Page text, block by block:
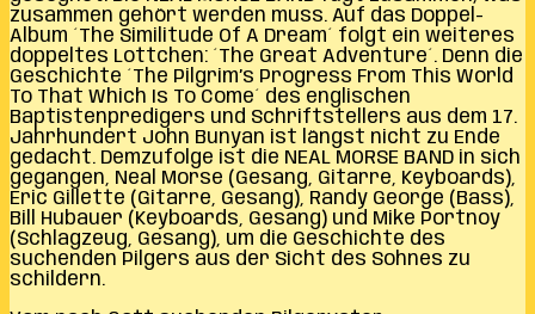
zusammen gehört werden muss. Auf das Doppel-
Album ´The Similitude Of A Dream´ folgt ein weiteres
doppeltes Lottchen: ´The Great Adventure´. Denn die
Geschichte ´The Pilgrim’s Progress From This World
To That Which Is To Come´ des englischen
Baptistenpredigers und Schriftstellers aus dem 17.
Jahrhundert John Bunyan ist längst nicht zu Ende
gedacht. Demzufolge ist die NEAL MORSE BAND in sich
gegangen, Neal Morse (Gesang, Gitarre, Keyboards),
Eric Gillette (Gitarre, Gesang), Randy George (Bass),
Bill Hubauer (Keyboards, Gesang) und Mike Portnoy
(Schlagzeug, Gesang), um die Geschichte des
suchenden Pilgers aus der Sicht des Sohnes zu
schildern.